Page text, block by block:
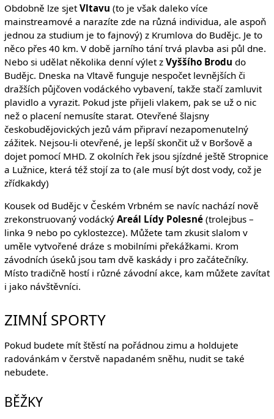
Obdobně lze sjetVltavu (to je však daleko více
mainstreamové a narazíte zde na různá individua, ale aspoň
jednou za studium je to fajnový) z Krumlova do Budějc. Je to
něco přes 40 km. V době jarního tání trvá plavba asi půl dne.
Nebo si udělat několika denní výlet z Vyššího Brodu do
Budějc. Dneska na Vltavě funguje nespočet levnějších či
dražších půjčoven vodáckého vybavení, takže stačí zamluvit
plavidlo a vyrazit. Pokud jste přijeli vlakem, pak se už o nic
než o placení nemusíte starat. Otevřené šlajsny
českobudějovických jezů vám připraví nezapomenutelný
zážitek. Nejsou-li otevřené, je lepší skončit už v Boršově a
dojet pomocí MHD. Z okolních řek jsou sjízdné ještě Stropnice
a Lužnice, která též stojí za to (ale musí být dost vody, což je
zřídkakdy)
Kousek od Budějc v Českém Vrbném se navíc nachází nově
zrekonstruovaný vodácký Areál Lídy Polesné(trolejbus –
linka 9 nebo po cyklostezce). Můžete tam zkusit slalom v
uměle vytvořené dráze s mobilními překážkami. Krom
závodních úseků jsou tam dvě kaskády i pro začátečníky.
Místo tradičně hostí i různé závodní akce, kam můžete zavítat
i jako návštěvníci.
ZIMNÍ SPORTY
Pokud budete mít štěstí na pořádnou zimu a holdujete
radovánkám v čerstvě napadaném sněhu, nudit se také
nebudete.
BĚŽKY